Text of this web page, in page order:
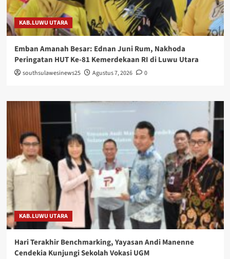
KAB.LUWU UTARA
Emban Amanah Besar: Ednan Juni Rum, Nakhoda
Peringatan HUT Ke-81 Kemerdekaan RI di Luwu Utara
southsulawesinews25 Agustus 7, 2026 0
KAB.LUWU UTARA
Hari Terakhir Benchmarking, Yayasan Andi Manenne
Cendekia Kunjungi Sekolah Vokasi UGM